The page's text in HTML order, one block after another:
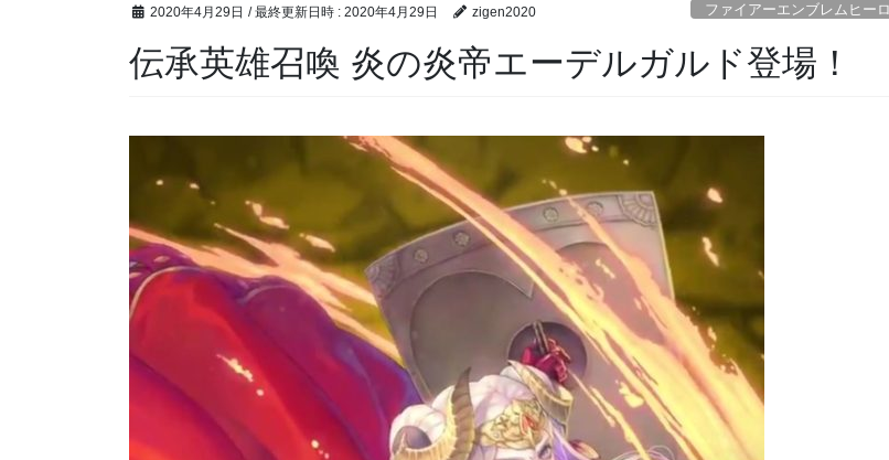
2020年4月29日 / 最終更新日時 : 2020年4月29日 zigen2020 ファイアーエンブレムヒー
伝承英雄召喚 炎の炎帝エーデルガルド登場！